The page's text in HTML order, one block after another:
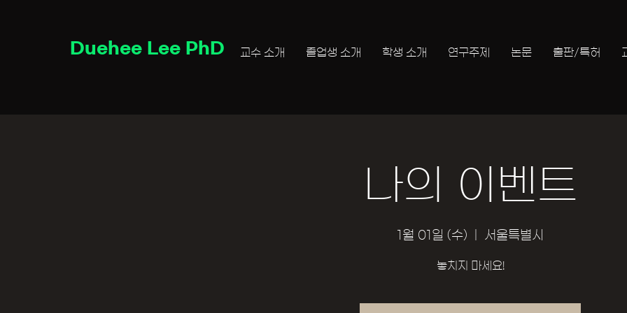
Duehee Lee PhD 교수 소개 졸업생 소개 학생 소개 연구주제 논문 출판/특허
나의 이벤트
1월 01일 (수) 서울특별시
놓치지 마세요!